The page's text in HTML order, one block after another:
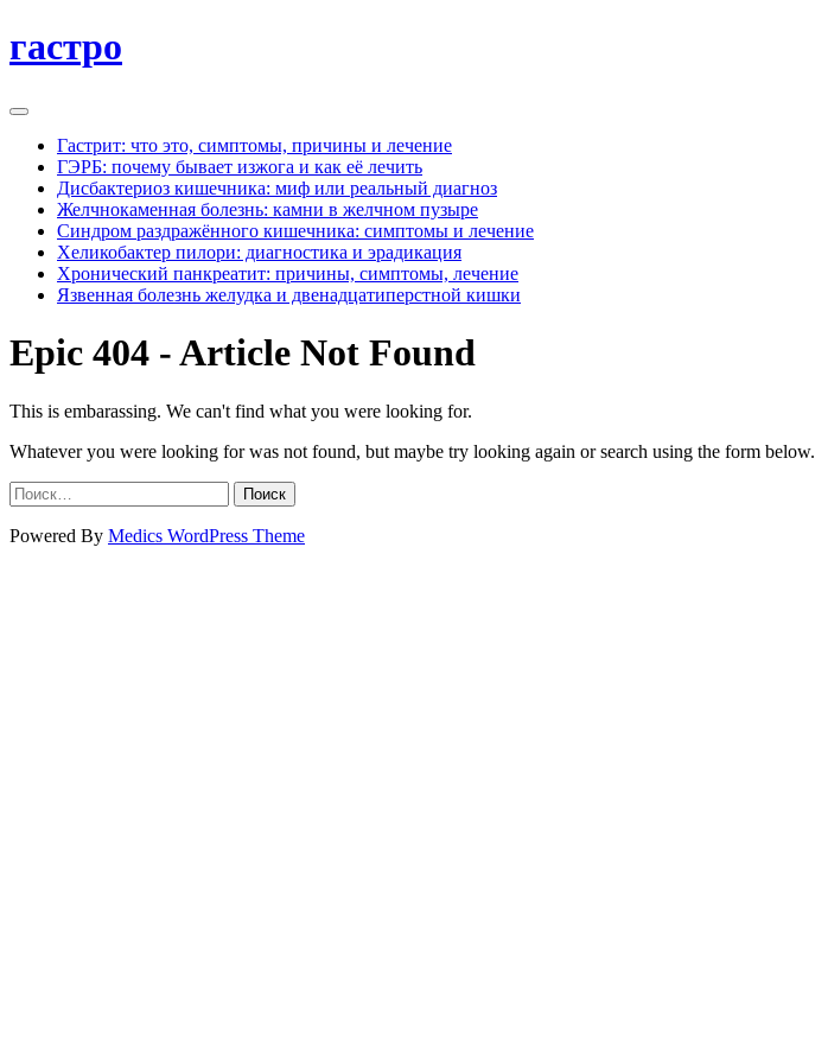
гастро
Гастрит: что это, симптомы, причины и лечение
ГЭРБ: почему бывает изжога и как её лечить
Дисбактериоз кишечника: миф или реальный диагноз
Желчнокаменная болезнь: камни в желчном пузыре
Синдром раздражённого кишечника: симптомы и лечение
Хеликобактер пилори: диагностика и эрадикация
Хронический панкреатит: причины, симптомы, лечение
Язвенная болезнь желудка и двенадцатиперстной кишки
Epic 404 - Article Not Found
This is embarassing. We can't find what you were looking for.
Whatever you were looking for was not found, but maybe try looking again or search using the form below.
Найти:
Powered By Medics WordPress Theme